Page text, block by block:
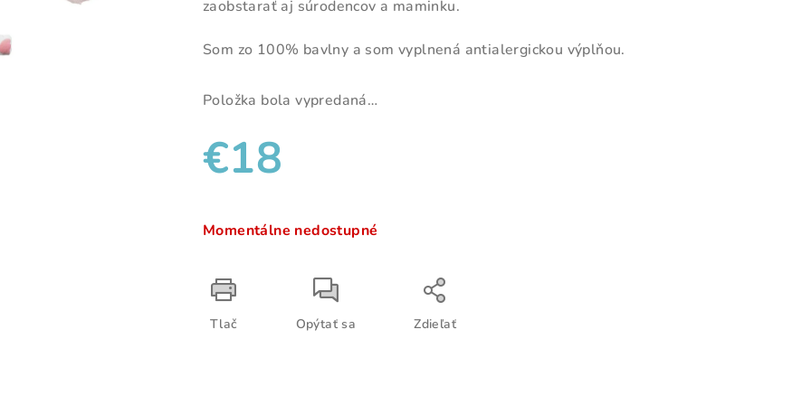
5
zaobstarať aj súrodencov a maminku.
Som zo 100% bavlny a som vyplnená antialergickou výplňou.
Položka bola vypredaná…
€18
cena:
Momentálne nedostupné
Tlač Opýtať sa Zdieľať